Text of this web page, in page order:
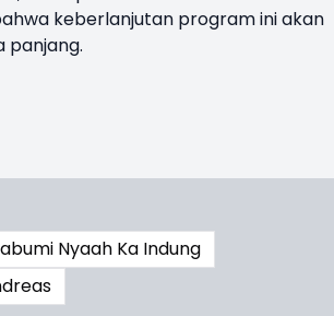
keberlanjutan program ini akan
panjang.
Nyaah Ka Indung